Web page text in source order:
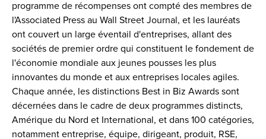
programme de récompenses ont compté des membres de
l'Associated Press au Wall Street Journal, et les lauréats
ont couvert un large éventail d'entreprises, allant des
sociétés de premier ordre qui constituent le fondement de
l'économie mondiale aux jeunes pousses les plus
innovantes du monde et aux entreprises locales agiles.
Chaque année, les distinctions Best in Biz Awards sont
décernées dans le cadre de deux programmes distincts,
Amérique du Nord et International, et dans 100 catégories,
notamment entreprise, équipe, dirigeant, produit, RSE,